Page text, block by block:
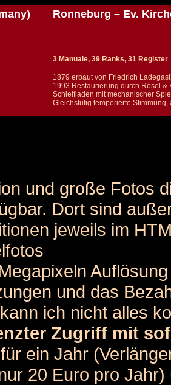
Ronneburg – Ev.
3 Manuale, 39 Ranks, 31 Register
1879 erbaut von Friedrich
1993 Restaurierung durch Rösel &
Schleifladen mit mechanischer
Gleichstufig temperierte Stimmung,
und große Fotos
Dort sind
jeweils im
und das
ich nicht alles
Zugriff mit
ein Jahr
20 Euro pro